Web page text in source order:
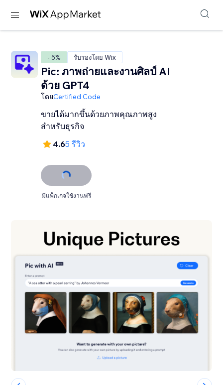
- 5% รับรองโดย Wix
Pic: ภาพถ่ายและงานศิลป์ AI
ด้วย GPT4
โดยCertified Code
ขายได้มากขึ้นด้วยภาพคุณภาพสูง
สำหรับธุรกิจ
4.65 รีวิว
มีแพ็กเกจใช้งานฟรี